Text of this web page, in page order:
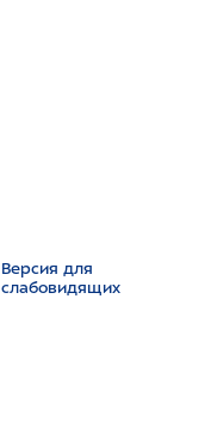
Версия для
слабовидящих